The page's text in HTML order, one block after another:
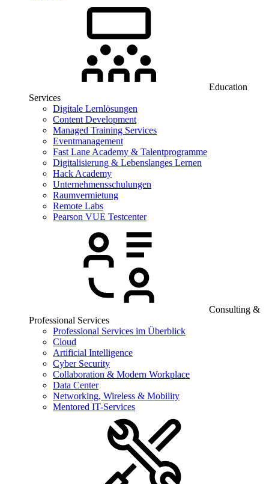
Education
Services
Digitale Lernlösungen
Content Development
Managed Training Services
Eventmanagement
Fast Lane Academy & Talentprogramme
Digitalisierung & Lebenslanges Lernen
Hack Academy
Unternehmensschulungen
Raumvermietung
Remote Labs
Pearson VUE Testcenter
Consulting &
Professional Services
Professional Services im Überblick
Cloud
Artificial Intelligence
Cyber Security
Collaboration & Modern Workplace
Data Center
Networking, Wireless & Mobility
Mentored IT-Services